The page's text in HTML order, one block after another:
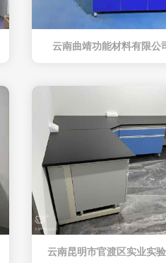
云南曲靖功能材料有限公
云南昆明市官渡区实业实